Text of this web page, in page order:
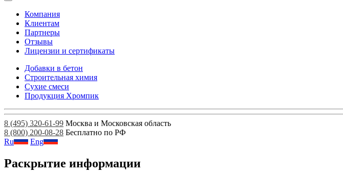
Компания
Клиентам
Партнеры
Отзывы
Лицензии и сертификаты
Добавки в бетон
Строительная химия
Сухие смеси
Продукция Хромпик
8 (495) 320-61-99 Москва и Московская область
8 (800) 200-08-28 Бесплатно по РФ
Ru
Eng
Раскрытие информации